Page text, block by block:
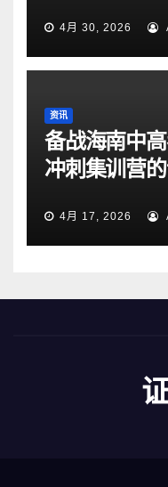
4月 30, 2026
资讯
备战海南中
冲刺集训营
4月 17, 2026